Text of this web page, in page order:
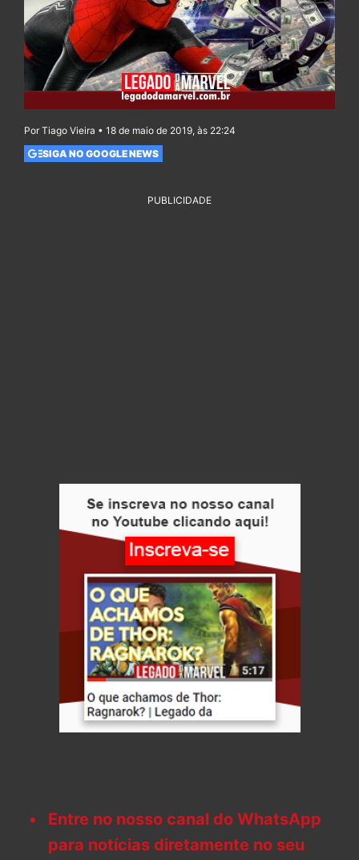
Por Tiago Vieira • 18 de maio de 2019, às 22:24
SIGA NO GOOGLE NEWS
PUBLICIDADE
Entre no nosso canal do WhatsApp
para notícias diretamente no seu